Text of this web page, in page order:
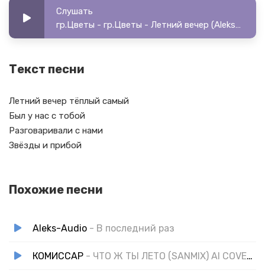
Слушать
гр.Цветы - гр.Цветы - Летний вечер (Aleks-Audio кавер)
Текст песни
Летний вечер тёплый самый
Был у нас с тобой
Разговаривали с нами
Звёзды и прибой
Похожие песни
Aleks-Audio - В последний раз
КОМИССАР - ЧТО Ж ТЫ ЛЕТО (SANMIX) AI COVER REMIX